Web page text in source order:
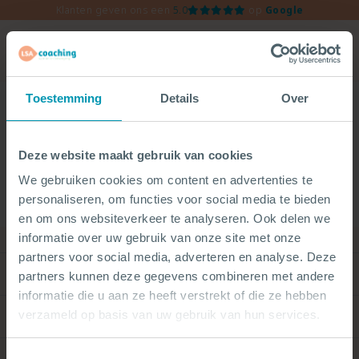
Toestemming Details Over
Deze website maakt gebruik van cookies
We gebruiken cookies om content en advertenties te
personaliseren, om functies voor social media te bieden
en om ons websiteverkeer te analyseren. Ook delen we
informatie over uw gebruik van onze site met onze
partners voor social media, adverteren en analyse. Deze
partners kunnen deze gegevens combineren met andere
informatie die u aan ze heeft verstrekt of die ze hebben
verzameld op basis van uw gebruik van hun services.
naar
inhoud
Klanten geven ons een 5.0 op Google
Niets Gevonden
zoek bent. Misschien kunt u de zoekfunctie proberen.
Zoeken
naar:
LSA coaching
Life coaching
Loopbaancoaching
Life coaching bij